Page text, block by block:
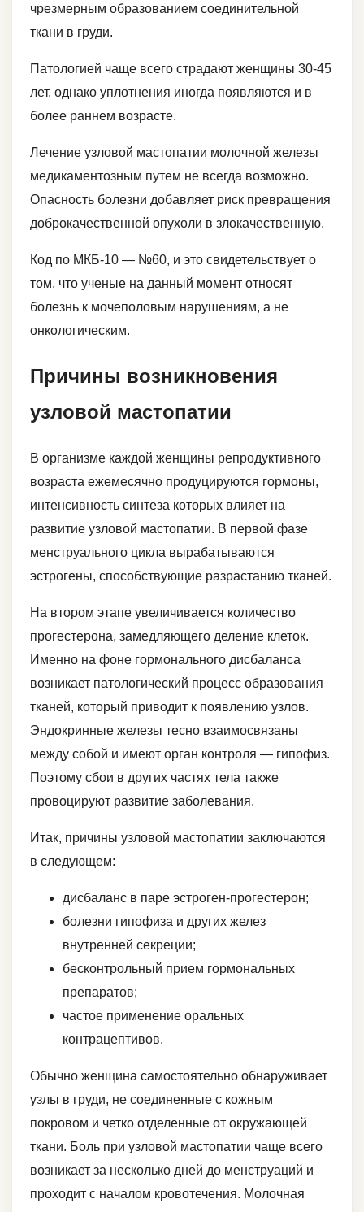
чрезмерным образованием соединительной
ткани в груди.
Патологией чаще всего страдают женщины 30-45
лет, однако уплотнения иногда появляются и в
более раннем возрасте.
Лечение узловой мастопатии молочной железы
медикаментозным путем не всегда возможно.
Опасность болезни добавляет риск превращения
доброкачественной опухоли в злокачественную.
Код по МКБ-10 ― №60, и это свидетельствует о
том, что ученые на данный момент относят
болезнь к мочеполовым нарушениям, а не
онкологическим.
Причины возникновения
узловой мастопатии
В организме каждой женщины репродуктивного
возраста ежемесячно продуцируются гормоны,
интенсивность синтеза которых влияет на
развитие узловой мастопатии. В первой фазе
менструального цикла вырабатываются
эстрогены, способствующие разрастанию тканей.
На втором этапе увеличивается количество
прогестерона, замедляющего деление клеток.
Именно на фоне гормонального дисбаланса
возникает патологический процесс образования
тканей, который приводит к появлению узлов.
Эндокринные железы тесно взаимосвязаны
между собой и имеют орган контроля ― гипофиз.
Поэтому сбои в других частях тела также
провоцируют развитие заболевания.
Итак, причины узловой мастопатии заключаются
в следующем:
дисбаланс в паре эстроген-прогестерон;
болезни гипофиза и других желез
внутренней секреции;
бесконтрольный прием гормональных
препаратов;
частое применение оральных
контрацептивов.
Обычно женщина самостоятельно обнаруживает
узлы в груди, не соединенные с кожным
покровом и четко отделенные от окружающей
ткани. Боль при узловой мастопатии чаще всего
возникает за несколько дней до менструаций и
проходит с началом кровотечения. Молочная